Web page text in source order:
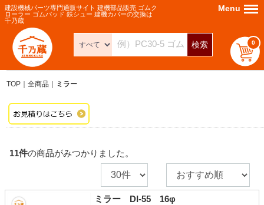
建設機械パーツ専門通販サイト 建機部品販売 ゴムク
ローラー ゴムパッド 鉄シュー 建機カバーの交換は
千乃蔵
検索 0
Menu Menu
TOP 全商品 ミラー
11件の商品がみつかりました。
ミラー DI-55 16φ